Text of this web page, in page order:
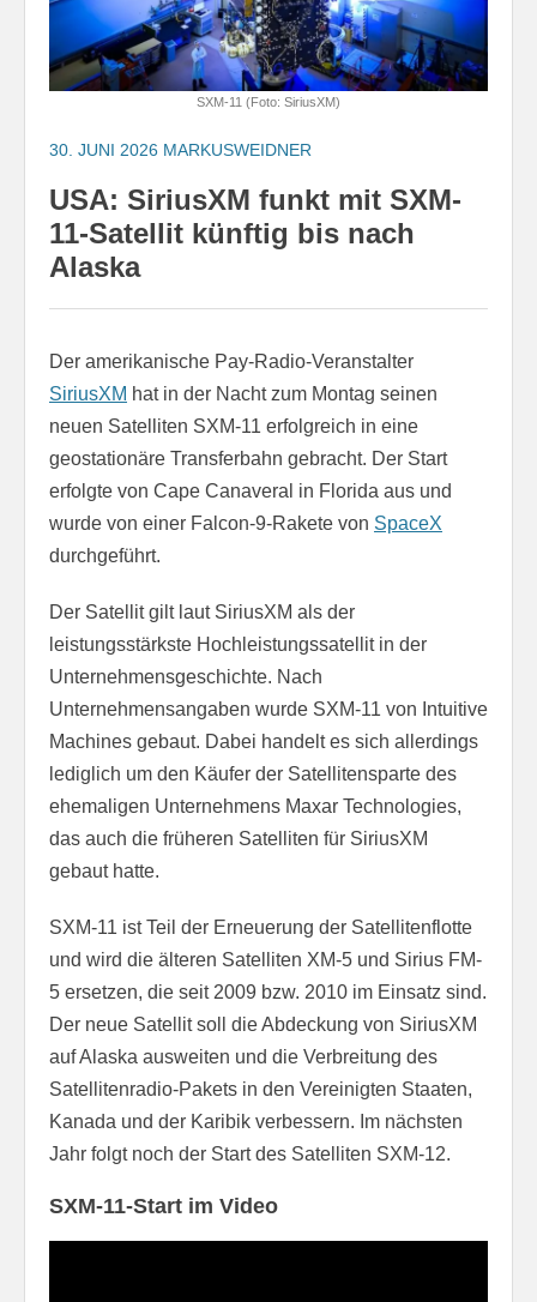
SXM-11 (Foto: SiriusXM)
30. JUNI 2026 MARKUSWEIDNER
USA: SiriusXM funkt mit SXM-
11-Satellit künftig bis nach
Alaska
Der amerikanische Pay-Radio-Veranstalter
SiriusXM hat in der Nacht zum Montag seinen
neuen Satelliten SXM-11 erfolgreich in eine
geostationäre Transferbahn gebracht. Der Start
erfolgte von Cape Canaveral in Florida aus und
wurde von einer Falcon-9-Rakete von SpaceX
durchgeführt.
Der Satellit gilt laut SiriusXM als der
leistungsstärkste Hochleistungssatellit in der
Unternehmensgeschichte. Nach
Unternehmensangaben wurde SXM-11 von Intuitive
Machines gebaut. Dabei handelt es sich allerdings
lediglich um den Käufer der Satellitensparte des
ehemaligen Unternehmens Maxar Technologies,
das auch die früheren Satelliten für SiriusXM
gebaut hatte.
SXM-11 ist Teil der Erneuerung der Satellitenflotte
und wird die älteren Satelliten XM-5 und Sirius FM-
5 ersetzen, die seit 2009 bzw. 2010 im Einsatz sind.
Der neue Satellit soll die Abdeckung von SiriusXM
auf Alaska ausweiten und die Verbreitung des
Satellitenradio-Pakets in den Vereinigten Staaten,
Kanada und der Karibik verbessern. Im nächsten
Jahr folgt noch der Start des Satelliten SXM-12.
SXM-11-Start im Video